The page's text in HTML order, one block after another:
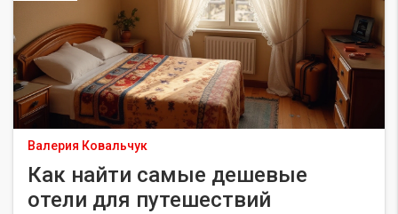
Валерия Ковальчук
Как найти самые дешевые
отели для путешествий